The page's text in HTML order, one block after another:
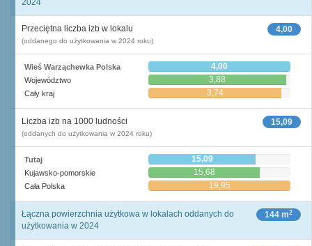
2024
4,00
Przeciętna liczba izb w lokalu
(oddanego do użytkowania w 2024 roku)
Wieś Warząchewka Polska 4,00
Województwo 3,88
Cały kraj 3,74
15,09
Liczba izb na 1000 ludności
(oddanych do użytkowania w 2024 roku)
Tutaj 15,09
Kujawsko-pomorskie 15,68
Cała Polska 19,95
144 m2
Łączna powierzchnia użytkowa w lokalach oddanych do
użytkowania w 2024